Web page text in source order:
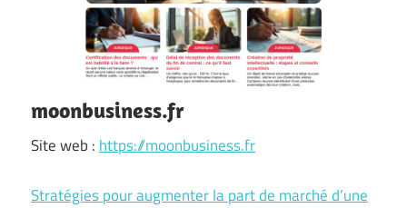
moonbusiness.fr
Site web : https://moonbusiness.fr
Stratégies pour augmenter la part de marché d’une